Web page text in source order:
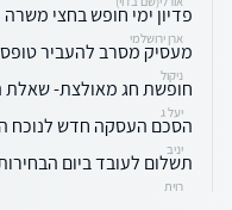
פדיון ימי חופש בחצי משרה
ארן ירושלמי
מעסיק מסרב להעביר טופס 161 לפיצויים
ניקול
חופשת חג מאולצת-
יעל ג
הסכם העסקה חדש לנוכח
יניב
תשלום לעובד ביום הבחירות
רוית